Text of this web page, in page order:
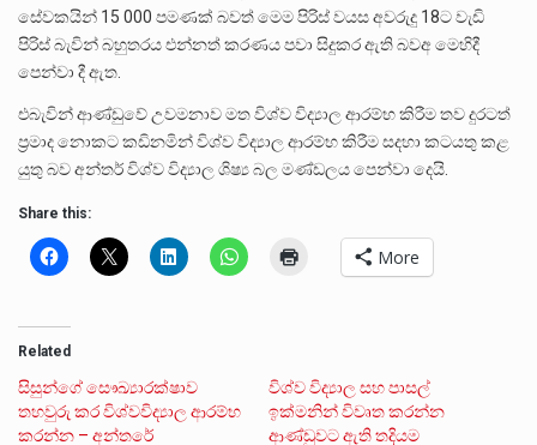
සේවකයින් 15 000 පමණක් බවත් මෙම පිරිස් වයස අවරුදු 18ට වැඩි
පිරිස් බැවින් බහුතරය එන්නත් කරණය පවා සිදුකර ඇති බවඅ මෙහිදී
පෙන්වා දී ඇත.
එබැවින් ආණ්ඩුවේ උවමනාව මත විශ්ව විද්‍යාල ආරම්භ කිරීම තව දුරටත්
ප්‍රමාද නොකට කඩිනමින් විශ්ව විද්‍යාල ආරම්භ කිරීම සදහා කටයතු කළ
යුතු බව අන්තර් විශ්ව විද්‍යාල ශිෂ්‍ය බල මණ්ඩලය පෙන්වා දෙයි.
Share this:
More
Related
සිසුන්ගේ සෞඛ්‍යාරක්ෂාව
තහවුරු කර විශ්වවිද්‍යාල ආරම්භ
කරන්න – අන්තරේ
විශ්ව විද්‍යාල සහ පාසල්
ඉක්මනින් විවෘත කරන්න
ආණ්ඩුවට ඇති තදියම